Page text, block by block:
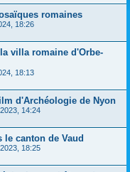
romaines
18:26
villa romaine d'Orbe-
18:13
d'Archéologie de Nyon
14:24
le canton de Vaud
18:25